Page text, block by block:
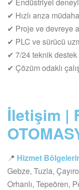
✔ Endüstriyel
✔ Hızlı arıza
✔ Proje ve devreye
✔ PLC ve sürücü
✔ 7/24 teknik destek
✔ Çözüm odaklı
İletişim |
📍 Hizmet
Gebze, Tuzla,
Orhanlı, Tepeören,